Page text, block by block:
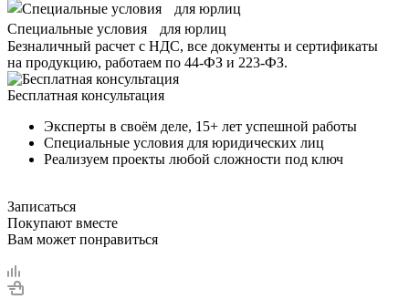
Специальные условия для юрлиц
Безналичный расчет с НДС, все документы и сертификаты
на продукцию, работаем по 44-ФЗ и 223-ФЗ.
Бесплатная консультация
Эксперты в своём деле, 15+ лет успешной работы
Специальные условия для юридических лиц
Реализуем проекты любой сложности под ключ
Записаться
Покупают вместе
Вам может понравиться